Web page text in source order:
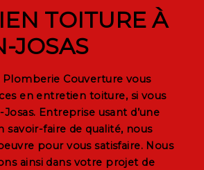
TOITURE À
JOSAS
Plomberie Couverture vous
en entretien toiture, si vous
Josas. Entreprise usant d’une
savoir-faire de qualité, nous
pour vous satisfaire. Nous
ainsi dans votre projet de